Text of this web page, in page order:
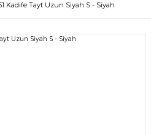
Kadife Tayt Uzun Siyah S - Siyah